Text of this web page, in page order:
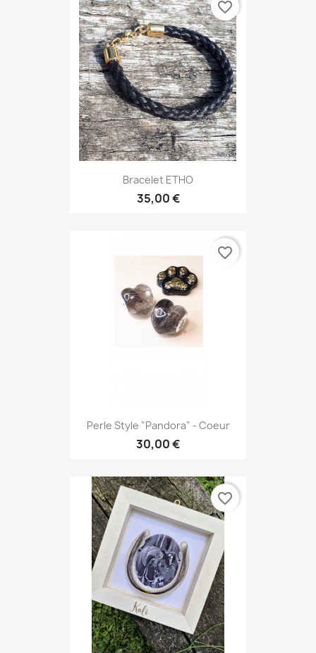
Bracelet ETHO
35,00 €
favorite_border
Perle Style "Pandora" - Coeur
30,00 €
favorite_border
favorite_border